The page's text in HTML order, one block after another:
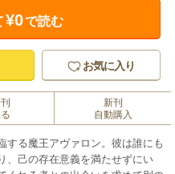
¥0で読む
お気に入り
新刊
自動購入
する魔王アヴァロン。彼は誰にも
、己の存在意義を満たせずにい